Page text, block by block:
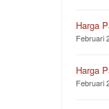
Harga
Februari
Harga
Februari